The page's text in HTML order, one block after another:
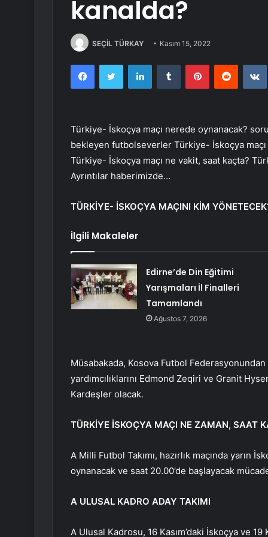
kanalda?
SEÇİL TÜRKAY Kasım 15, 2022
FacebookTwitter LinkedInTumblr PinterestReddit
Türkiye- İskoçya maçı nerede oynanacak?
bekleyen futbolseverler Türkiye- İskoçya
Türkiye- İskoçya maçı ne vakit, saat kaçta?
Ayrıntılar haberimizde…
TÜRKİYE- İSKOÇYA MAÇINI KİM
İlgili Makaleler
Edirne’de Din Eğitimi
Yarışmaları İl Finalleri
Tamamlandı
Ağustos 7, 2026
Müsabakada, Kosova Futbol
yardımcılıklarını Edmond Zeqiri ve Granit
Kardeşler olacak.
TÜRKİYE İSKOÇYA MAÇI NE ZAMAN, SAAT
A Milli Futbol Takımı, hazırlık maçında yarın
oynanacak ve saat 20.00’de başlayacak
A ULUSAL KADRO ADAY TAKIMI
A Ulusal Kadrosu, 16 Kasım’daki İskoçya ve 19